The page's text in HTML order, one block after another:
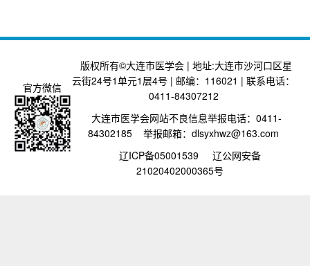
官方微信
版权所有©大连市医学会 | 地址:大连市沙河口区星
云街24号1单元1层4号 | 邮编：116021 | 联系电话：
0411-84307212
大连市医学会网站不良信息举报电话：0411-
84302185 举报邮箱：dlsyxhwz@163.com
辽ICP备05001539
辽公网安备
21020402000365号